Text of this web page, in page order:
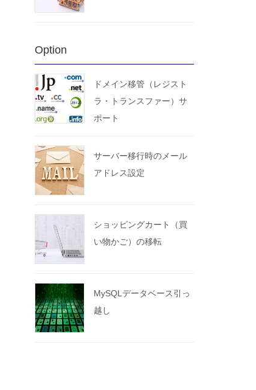
Option
ドメイン移管（レジスト
ラ・トランスファー）サ
ポート
サーバー移行時のメール
アドレス設定
ショッピングカート（買
い物かご）の移転
MySQLデータベース引っ
越し